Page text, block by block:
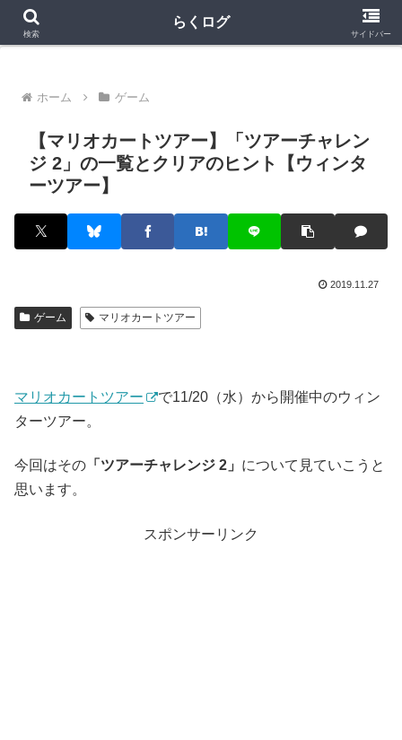
クラロワ クラロワリーグ プロスピA
ホーム ゲーム
【マリオカートツアー】「ツアーチャレン
ジ 2」の一覧とクリアのヒント【ウィンタ
ーツアー】
2019.11.27
ゲーム マリオカートツアー
マリオカートツアー
で11/20（水）から開催中のウィン
ターツアー。
今回はその 「ツアーチャレンジ 2」 について見ていこうと
思います。
スポンサーリンク
検索
らくログ
サイドバー